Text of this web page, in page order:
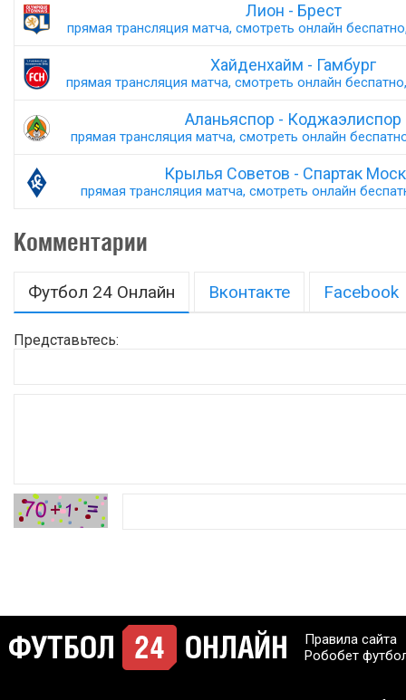
Лион - Брест
прямая трансляция матча, смотреть онлайн
Хайденхайм - Гамбург
прямая трансляция матча, смотреть онлайн
Аланьяспор - Коджаэлиспор
прямая трансляция матча, смотреть онлайн
Крылья Советов - Спартак
прямая трансляция матча, смотреть онлайн
Комментарии
Футбол 24 Онлайн Вконтакте Facebook
Представьтесь:
Правила сайта
Робобет